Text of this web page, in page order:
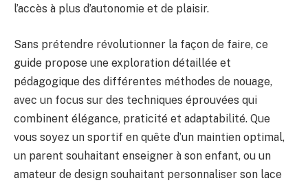
l’accès à plus d’autonomie et de plaisir.
Sans prétendre révolutionner la façon de faire, ce
guide propose une exploration détaillée et
pédagogique des différentes méthodes de nouage,
avec un focus sur des techniques éprouvées qui
combinent élégance, praticité et adaptabilité. Que
vous soyez un sportif en quête d’un maintien optimal,
un parent souhaitant enseigner à son enfant, ou un
amateur de design souhaitant personnaliser son lace